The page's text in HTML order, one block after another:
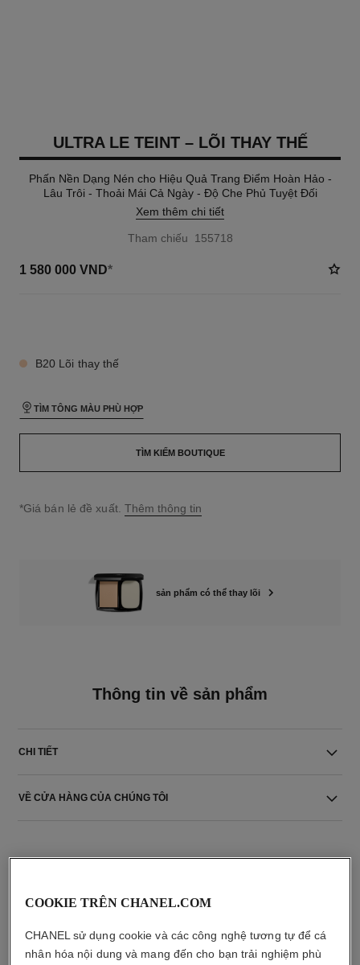
ULTRA LE TEINT – LÕI THAY THẾ
Phấn Nền Dạng Nén cho Hiệu Quả Trang Điểm Hoàn Hảo -
Lâu Trôi - Thoải Mái Cả Ngày - Độ Che Phủ Tuyệt Đối
Xem thêm chi tiết
Tham chiếu 155718
1 580 000 VND*
B20 Lõi thay thế
TÌM TÔNG MÀU PHÙ HỢP
TÌM KIẾM BOUTIQUE
↩
*Giá bán lẻ đề xuất. Thêm thông tin
sản phẩm có thể thay lõi
Thông tin về sản phẩm
CHI TIẾT
VỀ CỬA HÀNG CỦA CHÚNG TÔI
sản phẩm kết hợp
COOKIE TRÊN CHANEL.COM
CHANEL sử dụng cookie và các công nghệ tương tự để cá
nhân hóa nội dung và mang đến cho bạn trải nghiệm phù